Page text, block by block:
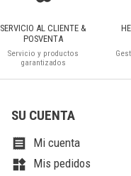
SERVICIO AL CLIENTE &
POSVENTA
Servicio y productos
garantizados
SU CUENTA
 Mi cuenta
widgets Mis pedidos